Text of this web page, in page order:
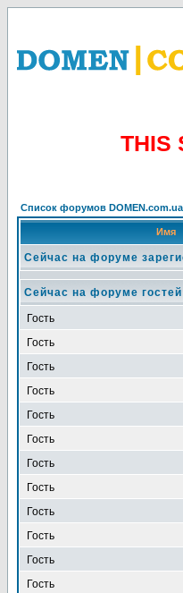
THIS
Список форумов DOMEN.com.ua
Имя
Сейчас на форуме
Сейчас на форуме
Гость
Гость
Гость
Гость
Гость
Гость
Гость
Гость
Гость
Гость
Гость
Гость